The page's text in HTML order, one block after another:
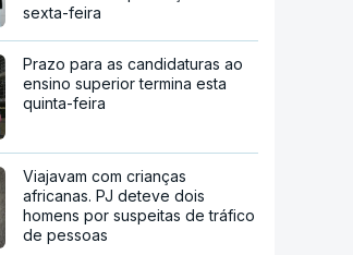
sexta-feira
Prazo para as candidaturas ao
ensino superior termina esta
quinta-feira
Viajavam com crianças
africanas. PJ deteve dois
homens por suspeitas de tráfico
de pessoas